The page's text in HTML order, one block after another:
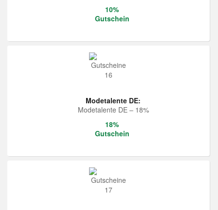
10%
Gutschein
Modetalente DE:
Modetalente DE – 18%
18%
Gutschein